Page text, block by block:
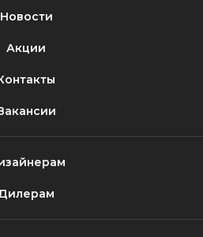
Новости
Акции